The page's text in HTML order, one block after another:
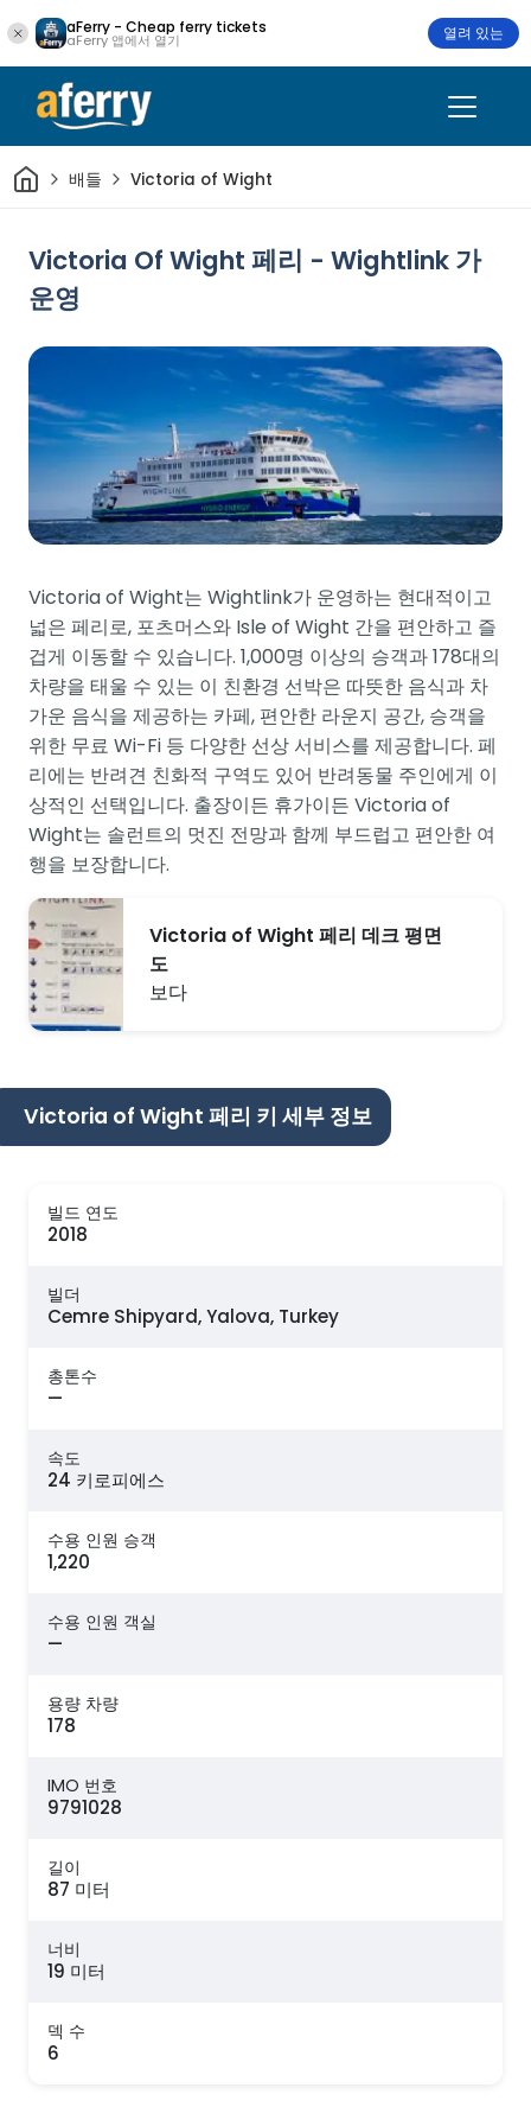
aFerry - Cheap ferry tickets
aFerry 앱에서 열기 열려 있는
집 배들 Victoria of Wight
Victoria Of Wight 페리 - Wightlink 가
운영
Victoria of Wight는 Wightlink가 운영하는 현대적이고
넓은 페리로, 포츠머스와 Isle of Wight 간을 편안하고 즐
겁게 이동할 수 있습니다. 1,000명 이상의 승객과 178대의
차량을 태울 수 있는 이 친환경 선박은 따뜻한 음식과 차
가운 음식을 제공하는 카페, 편안한 라운지 공간, 승객을
위한 무료 Wi-Fi 등 다양한 선상 서비스를 제공합니다. 페
리에는 반려견 친화적 구역도 있어 반려동물 주인에게 이
상적인 선택입니다. 출장이든 휴가이든 Victoria of
Wight는 솔런트의 멋진 전망과 함께 부드럽고 편안한 여
행을 보장합니다.
Victoria of Wight 페리 데크 평면
도
보다
Victoria of Wight 페리 키 세부 정보
빌드 연도
2018
빌더
Cemre Shipyard, Yalova, Turkey
총톤수
—
속도
24 키로피에스
수용 인원 승객
1,220
수용 인원 객실
—
용량 차량
178
IMO 번호
9791028
길이
87 미터
너비
19 미터
덱 수
6